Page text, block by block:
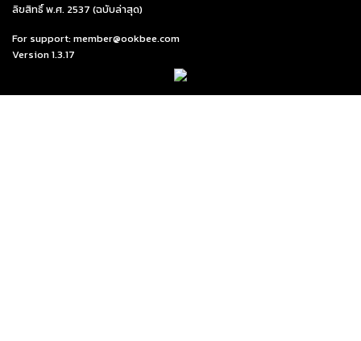
ลิขสิทธิ์ พ.ศ. 2537 (ฉบับล่าสุด)
For support: member@ookbee.com
Version1.3.17